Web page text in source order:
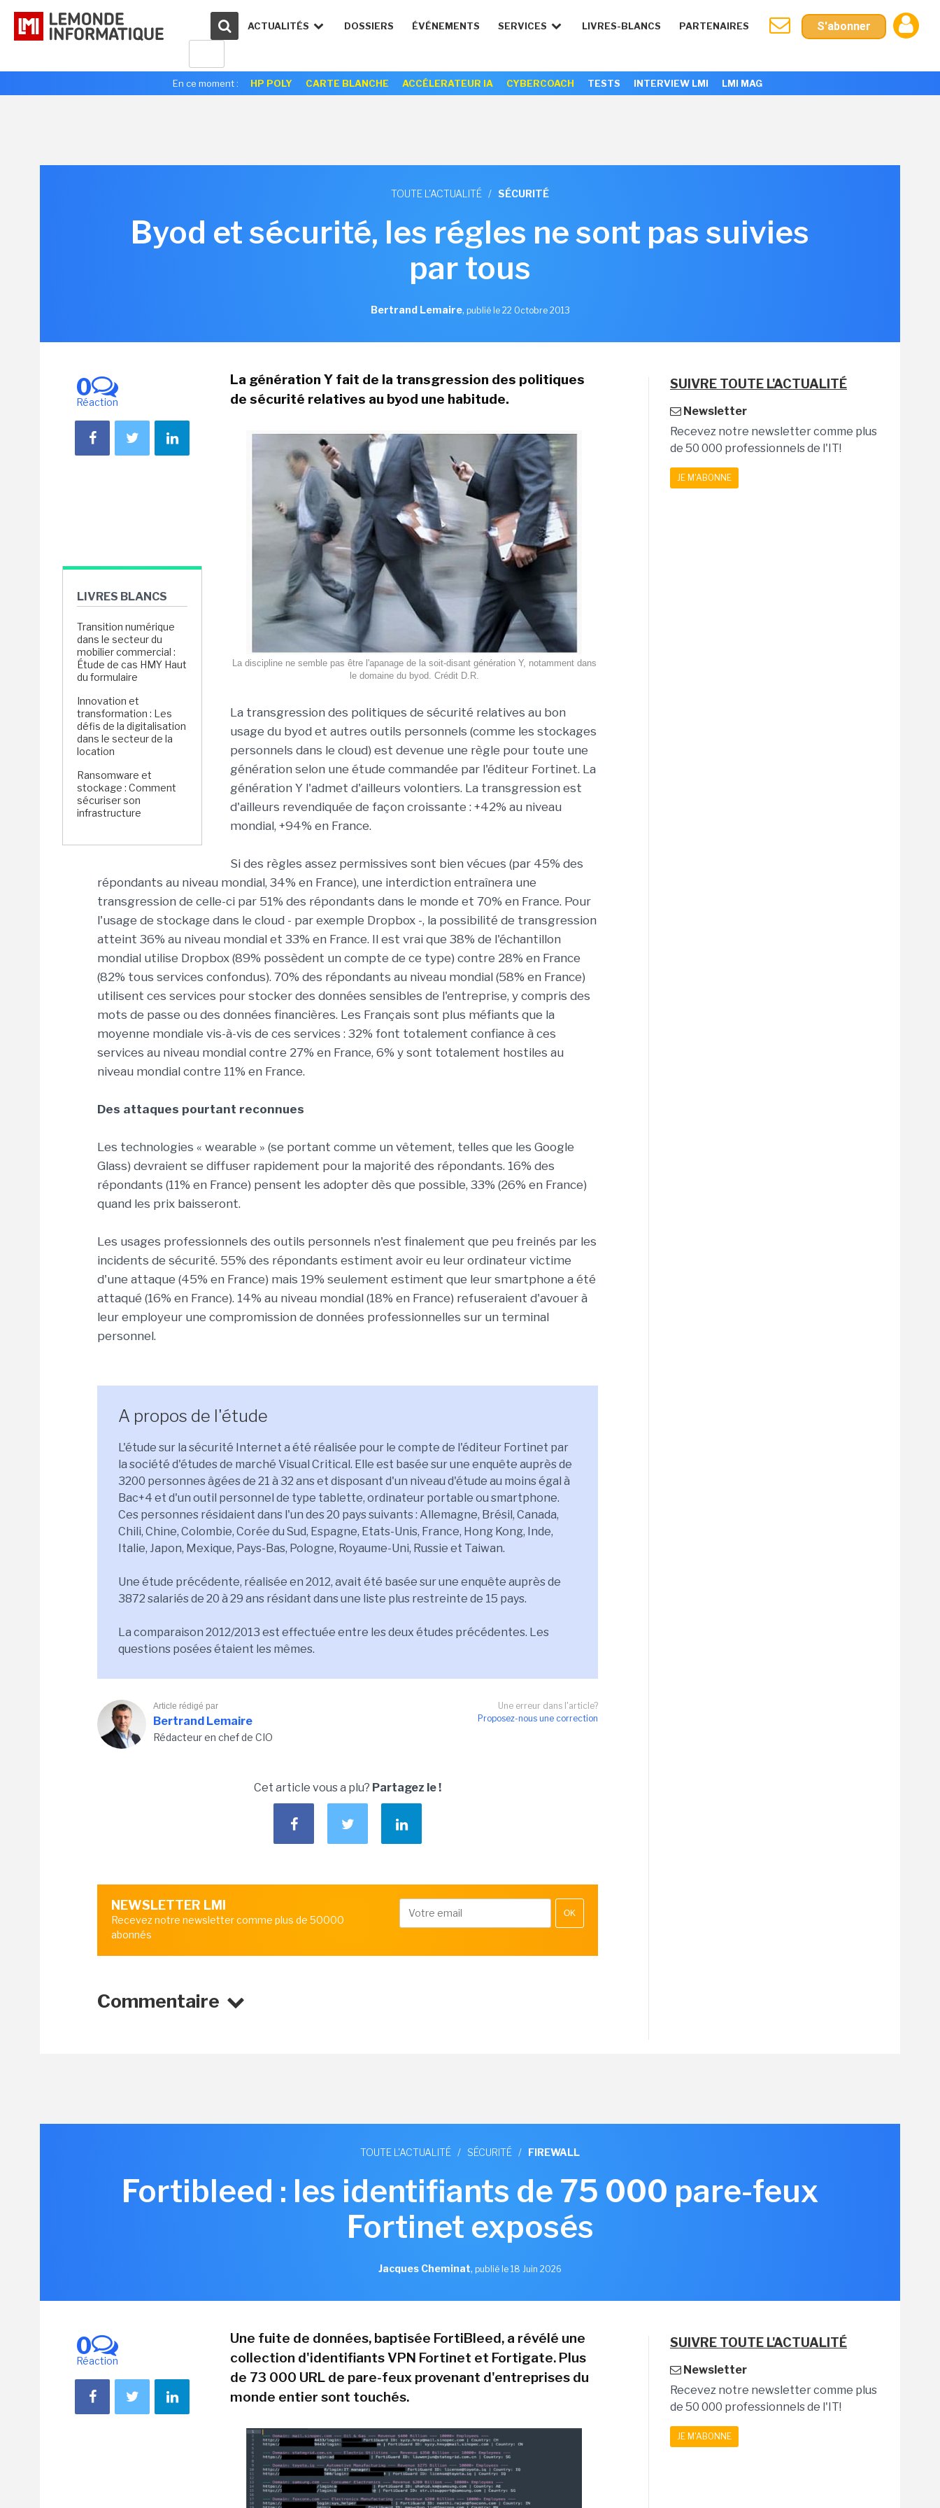
ACTUALITÉS DOSSIERS ÉVÉNEMENTS SERVICES LIVRES-BLANCS PARTENAIRES S'abonner
En ce moment : HP POLY CARTE BLANCHE ACCÉLERATEUR IA CYBERCOACH TESTS INTERVIEW LMI LMI MAG
TOUTE L'ACTUALITÉ / SÉCURITÉ
Byod et sécurité, les régles ne sont pas suivies
par tous
Bertrand Lemaire, publié le 22 Octobre 2013
0
Réaction
LIVRES BLANCS
Transition numérique
dans le secteur du
mobilier commercial :
Étude de cas HMY Haut
du formulaire
Innovation et
transformation : Les
défis de la digitalisation
dans le secteur de la
location
Ransomware et
stockage : Comment
sécuriser son
infrastructure
La génération Y fait de la transgression des politiques
de sécurité relatives au byod une habitude.
La discipline ne semble pas être l'apanage de la soit-disant génération Y, notamment dans
le domaine du byod. Crédit D.R.
La transgression des politiques de sécurité relatives au bon
usage du byod et autres outils personnels (comme les stockages
personnels dans le cloud) est devenue une règle pour toute une
génération selon une étude commandée par l'éditeur Fortinet. La
génération Y l'admet d'ailleurs volontiers. La transgression est
d'ailleurs revendiquée de façon croissante : +42% au niveau
mondial, +94% en France.
Si des règles assez permissives sont bien vécues (par 45% des
répondants au niveau mondial, 34% en France), une interdiction entraînera une
transgression de celle-ci par 51% des répondants dans le monde et 70% en France. Pour
l'usage de stockage dans le cloud - par exemple Dropbox -, la possibilité de transgression
atteint 36% au niveau mondial et 33% en France. Il est vrai que 38% de l'échantillon
mondial utilise Dropbox (89% possèdent un compte de ce type) contre 28% en France
(82% tous services confondus). 70% des répondants au niveau mondial (58% en France)
utilisent ces services pour stocker des données sensibles de l'entreprise, y compris des
mots de passe ou des données financières. Les Français sont plus méfiants que la
moyenne mondiale vis-à-vis de ces services : 32% font totalement confiance à ces
services au niveau mondial contre 27% en France, 6% y sont totalement hostiles au
niveau mondial contre 11% en France.
Des attaques pourtant reconnues
Les technologies « wearable » (se portant comme un vêtement, telles que les Google
Glass) devraient se diffuser rapidement pour la majorité des répondants. 16% des
répondants (11% en France) pensent les adopter dès que possible, 33% (26% en France)
quand les prix baisseront.
Les usages professionnels des outils personnels n'est finalement que peu freinés par les
incidents de sécurité. 55% des répondants estiment avoir eu leur ordinateur victime
d'une attaque (45% en France) mais 19% seulement estiment que leur smartphone a été
attaqué (16% en France). 14% au niveau mondial (18% en France) refuseraient d'avouer à
leur employeur une compromission de données professionnelles sur un terminal
personnel.
A propos de l'étude
L'étude sur la sécurité Internet a été réalisée pour le compte de l'éditeur Fortinet par
la société d'études de marché Visual Critical. Elle est basée sur une enquête auprès de
3200 personnes âgées de 21 à 32 ans et disposant d'un niveau d'étude au moins égal à
Bac+4 et d'un outil personnel de type tablette, ordinateur portable ou smartphone.
Ces personnes résidaient dans l'un des 20 pays suivants : Allemagne, Brésil, Canada,
Chili, Chine, Colombie, Corée du Sud, Espagne, Etats-Unis, France, Hong Kong, Inde,
Italie, Japon, Mexique, Pays-Bas, Pologne, Royaume-Uni, Russie et Taiwan.
Une étude précédente, réalisée en 2012, avait été basée sur une enquête auprès de
3872 salariés de 20 à 29 ans résidant dans une liste plus restreinte de 15 pays.
La comparaison 2012/2013 est effectuée entre les deux études précédentes. Les
questions posées étaient les mêmes.
Une erreur dans l'article?
Proposez-nous une correction
Article rédigé par
Bertrand Lemaire
Rédacteur en chef de CIO
Cet article vous a plu? Partagez le !
NEWSLETTER LMI
Recevez notre newsletter comme plus de 50000
abonnés
OK
Commentaire
SUIVRE TOUTE L'ACTUALITÉ
Newsletter
Recevez notre newsletter comme plus
de 50 000 professionnels de l'IT!
JE M'ABONNE
TOUTE L'ACTUALITÉ / SÉCURITÉ / FIREWALL
Fortibleed : les identifiants de 75 000 pare-feux
Fortinet exposés
Jacques Cheminat, publié le 18 Juin 2026
0
Réaction
Une fuite de données, baptisée FortiBleed, a révélé une
collection d'identifiants VPN Fortinet et Fortigate. Plus
de 73 000 URL de pare-feux provenant d'entreprises du
monde entier sont touchés.
SUIVRE TOUTE L'ACTUALITÉ
Newsletter
Recevez notre newsletter comme plus
de 50 000 professionnels de l'IT!
JE M'ABONNE